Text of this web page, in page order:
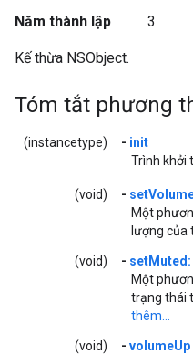
Năm thành lập
3
Kế thừa NSObject.
Tóm tắt phương
(instancetype) - init
Trình khởi
(void) -
Một
lượng của
(void) - setMuted:
Một
trạng thái
thêm...
(void) - volumeUp